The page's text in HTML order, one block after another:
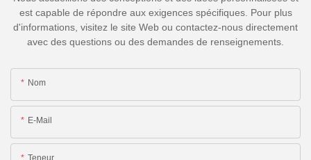
est capable de répondre aux exigences spécifiques. Pour plus
d'informations, visitez le site Web ou contactez-nous directement
avec des questions ou des demandes de renseignements.
Nom
E-Mail
Teneur